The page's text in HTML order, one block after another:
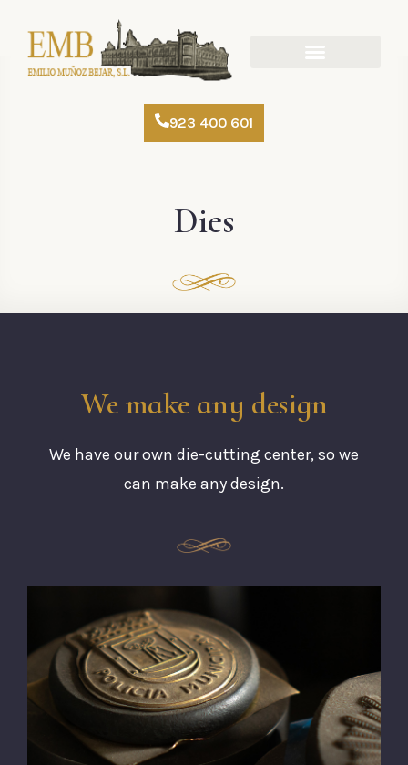
923 400 601
Dies
We make any design
We have our own die-cutting center, so we
can make any design.